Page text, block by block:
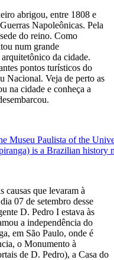
abrigou, entre 1808 e
Napoleônicas. Pela
do reino. Como
num grande
da cidade.
pontos turísticos do
Nacional. Veja de perto as
na cidade e conheça a
causas que levaram à
07 de setembro desse
D. Pedro I estava às
a independência do
em São Paulo, onde é
o Monumento à
de D. Pedro), a Casa do